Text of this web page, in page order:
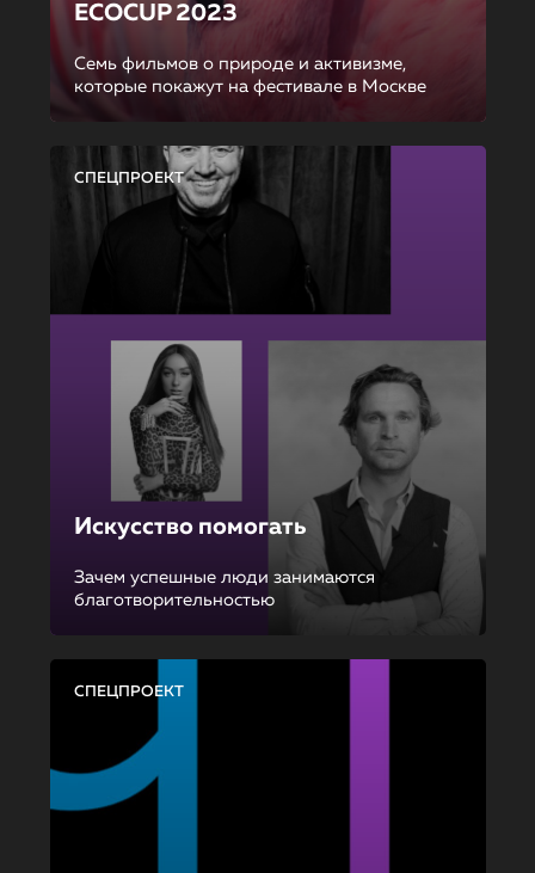
ECOCUP 2023
Семь фильмов о природе и активизме,
которые покажут на фестивале в Москве
СПЕЦПРОЕКТ
Искусство помогать
Зачем успешные люди занимаются
благотворительностью
СПЕЦПРОЕКТ